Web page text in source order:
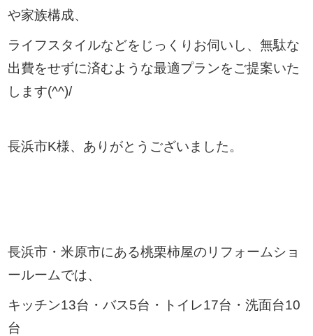
や家族構成、
ライフスタイルなどをじっくりお伺いし、無駄な
出費をせずに済むような最適プランをご提案いた
します(^^)/
長浜市K様、ありがとうございました。
長浜市・米原市にある桃栗柿屋のリフォームショ
ールームでは、
キッチン13台・バス5台・トイレ17台・洗面台10
台